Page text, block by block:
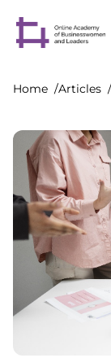
Home Articles